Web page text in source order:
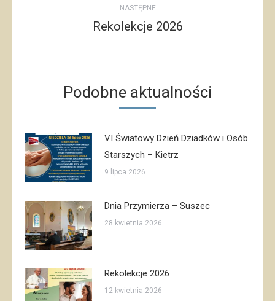
NASTĘPNE
Następny
Rekolekcje 2026
Podobne aktualności
VI Światowy Dzień Dziadków i Osób
Starszych – Kietrz
9 lipca 2026
Dnia Przymierza – Suszec
28 kwietnia 2026
Rekolekcje 2026
12 kwietnia 2026